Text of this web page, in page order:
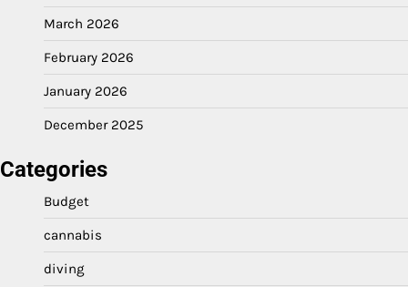
March 2026
February 2026
January 2026
December 2025
Categories
Budget
cannabis
diving